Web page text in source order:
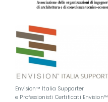
Envision™ Italia Supporter
e Professionisti Certificati Envision™